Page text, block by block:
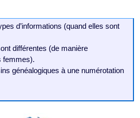
d’informations (quand elles sont
différentes (de manière
femmes).
généalogiques à une numérotation